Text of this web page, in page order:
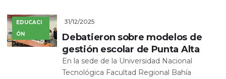
EDUCACI
ÓN
31/12/2025
Debatieron sobre modelos de
gestión escolar de Punta Alta
En la sede de la Universidad Nacional
Tecnológica Facultad Regional Bahía